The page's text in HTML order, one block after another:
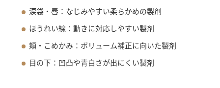
涙袋・唇：なじみやすい柔らかめの製剤
ほうれい線：動きに対応しやすい製剤
頬・こめかみ：ボリューム補正に向いた製剤
目の下：凹凸や青白さが出にくい製剤